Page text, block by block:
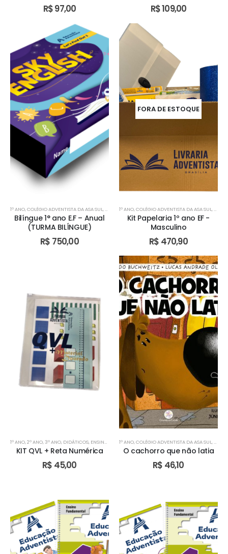
R$97,00 R$109,00
1º ANO,COLÉGIO ADVENTISTA DA ASA SUL,COLÉGIO ADVENTISTA DE ÁGUAS CLARAS,COLÉGIO
Bilíngue 1° ano E.F – Anual
(TURMA BILÍNGUE)
R$ 750,00
FORA DE ESTOQUE
1º ANO,COLÉGIO ADVENTISTA DA ASA SUL,
Kit Papelaria 1º ano EF -
Masculino
R$ 470,90
1º ANO,2º ANO,3º ANO, DIDÁTICOS, ENSINO FUNDAMENTAL I ,ESCOLA ADVENTISTA DE
KIT QVL + Reta Numérica
R$ 45,00
1º ANO,COLÉGIO ADVENTISTA DA ASA SUL,
O cachorro que não latia
R$ 46,10